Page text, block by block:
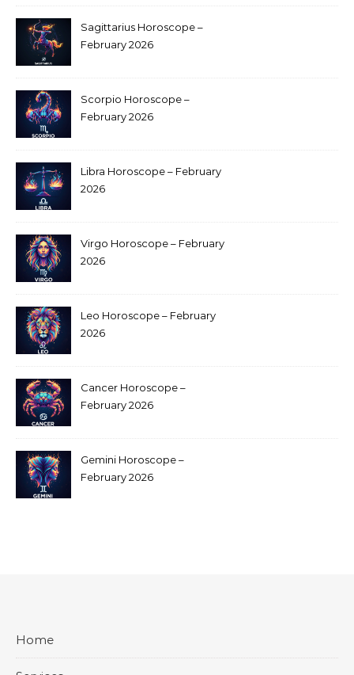
Sagittarius Horoscope –
February 2026
Scorpio Horoscope –
February 2026
Libra Horoscope – February
2026
Virgo Horoscope – February
2026
Leo Horoscope – February
2026
Cancer Horoscope –
February 2026
Gemini Horoscope –
February 2026
Home